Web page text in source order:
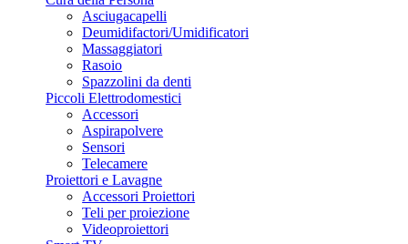
Asciugacapelli
Deumidifactori/Umidificatori
Massaggiatori
Rasoio
Spazzolini da denti
Piccoli Elettrodomestici
Accessori
Aspirapolvere
Sensori
Telecamere
Proiettori e Lavagne
Accessori Proiettori
Teli per proiezione
Videoproiettori